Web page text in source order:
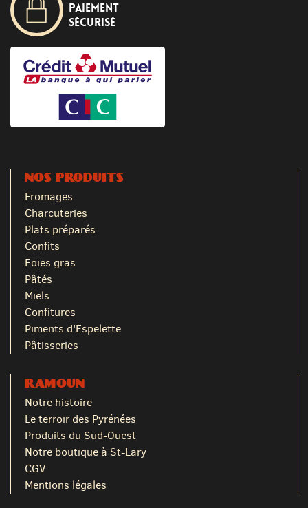
Paiement
sécurisé
NOS PRODUITS
Fromages
Charcuteries
Plats préparés
Confits
Foies gras
Pâtés
Miels
Confitures
Piments d'Espelette
Pâtisseries
RAMOUN
Notre histoire
Le terroir des Pyrénées
Produits du Sud-Ouest
Notre boutique à St-Lary
CGV
Mentions légales